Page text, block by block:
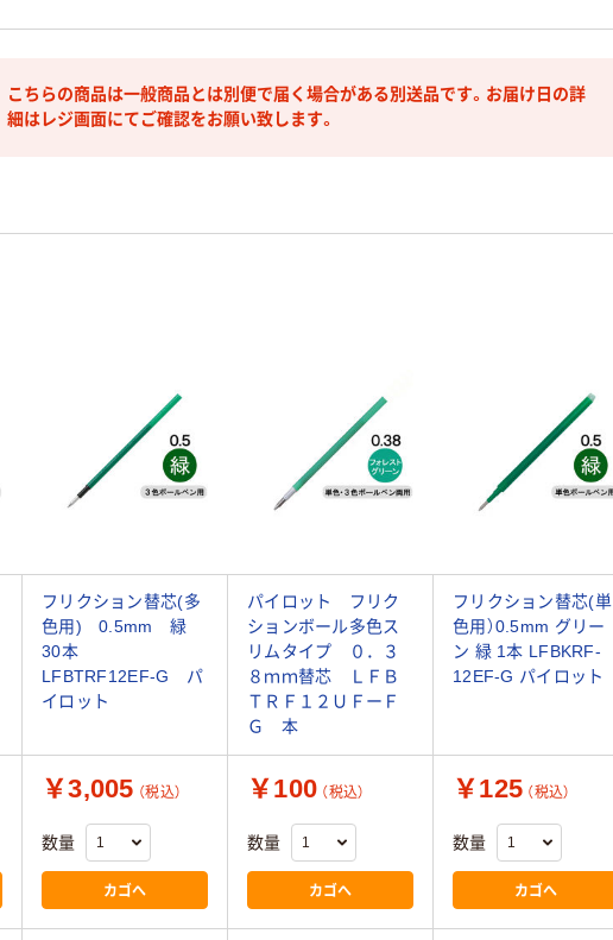
こちらの商品は一般商品とは別便で届く場合がある別送品です。お届け日の詳
細はレジ画面にてご確認をお願い致します。
フリクション替芯(多
色用) 0.5mm 緑
30本
LFBTRF12EF-G パ
イロット
パイロット フリク
ションボール多色ス
リムタイプ ０．３
８ｍｍ替芯 ＬＦＢ
ＴＲＦ１２ＵＦーＦ
Ｇ 本
フリクション替芯(単
色用）0.5mm グリー
ン 緑 1本 LFBKRF-
12EF-G パイロット
￥3,005 （税込）
数量
カゴへ
￥100 （税込）
数量
カゴへ
￥125 （税込）
数量
カゴへ